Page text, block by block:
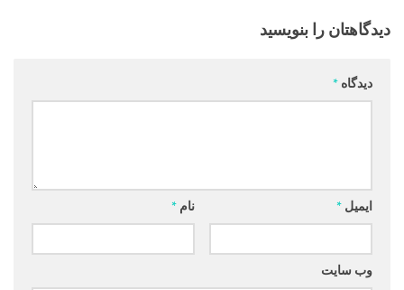
دیدگاهتان را بنویسید
دیدگاه *
نام * ایمیل *
وب‌ سایت